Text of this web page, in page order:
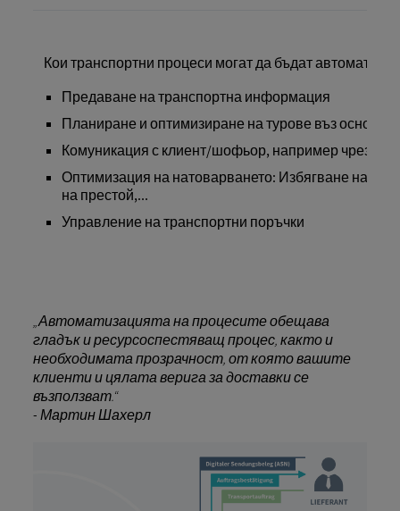
Кои транспортни процеси могат да бъдат
Предаване на транспортна информация
Планиране и оптимизиране на турове въз основа
Комуникация с клиент/шофьор, например чрез
Оптимизация на натоварването: Избягване на
на престой,...
Управление на транспортни поръчки
„Автоматизацията на процесите обещава
гладък и ресурсоспестяващ процес, както и
необходимата прозрачност, от която вашите
клиенти и цялата верига за доставки се
възползват.“
- Мартин Шахерл